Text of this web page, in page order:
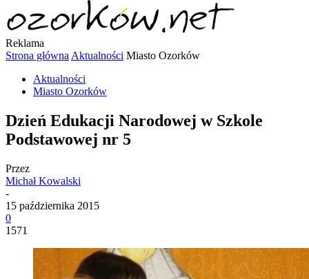
Reklama
Strona główna Aktualności Miasto Ozorków
Aktualności
Miasto Ozorków
Dzień Edukacji Narodowej w Szkole
Podstawowej nr 5
Przez
Michał Kowalski
-
15 października 2015
0
1571